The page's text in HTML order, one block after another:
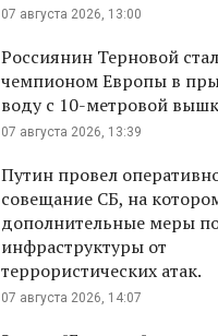
07 августа 2026, 13:00
Россиянин Терновой стал
чемпионом Европы в
воду с 10-метровой
07 августа 2026, 13:39
Путин провел
совещание СБ, на
дополнительные меры
инфраструктуры от
террористических атак.
07 августа 2026, 14:07